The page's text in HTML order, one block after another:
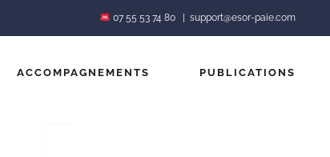
07 55 53 74 80 support@esor-paie.com
ACCOMPAGNEMENTS PUBLICATIONS